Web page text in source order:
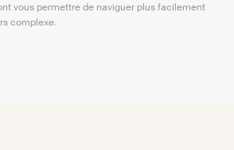
vous permettre de naviguer plus facilement
complexe.